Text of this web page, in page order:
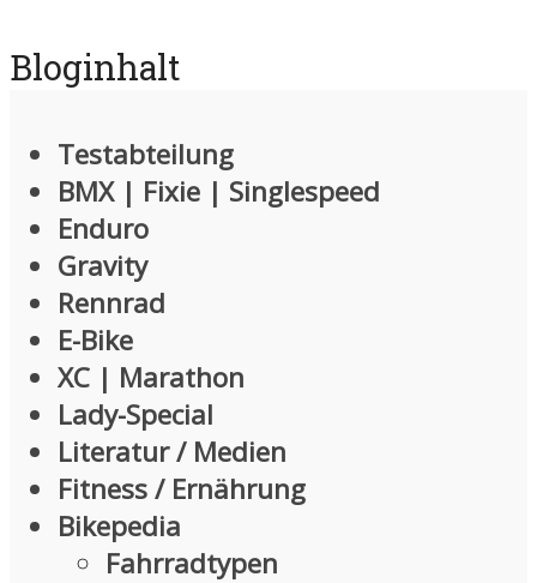
Bloginhalt
Testabteilung
BMX | Fixie | Singlespeed
Enduro
Gravity
Rennrad
E-Bike
XC | Marathon
Lady-Special
Literatur / Medien
Fitness / Ernährung
Bikepedia
Fahrradtypen